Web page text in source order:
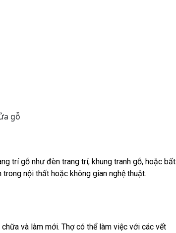
gỗ
trí gỗ như đèn trang trí, khung tranh gỗ, hoặc bất
nội thất hoặc không gian nghệ thuật.
và làm mới. Thợ có thể làm việc với các vết